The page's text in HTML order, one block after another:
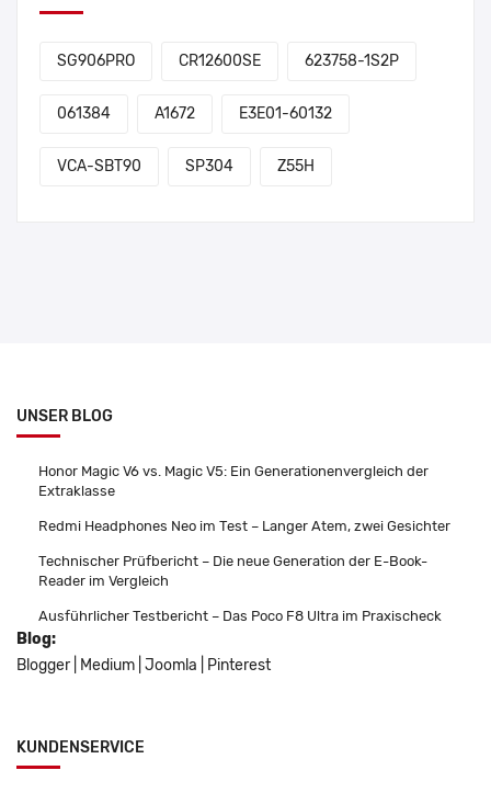
SG906PRO CR12600SE 623758-1S2P
061384 A1672 E3E01-60132
VCA-SBT90 SP304 Z55H
UNSER BLOG
Honor Magic V6 vs. Magic V5: Ein Generationenvergleich der
Extraklasse
Redmi Headphones Neo im Test – Langer Atem, zwei Gesichter
Technischer Prüfbericht – Die neue Generation der E-Book-
Reader im Vergleich
Ausführlicher Testbericht – Das Poco F8 Ultra im Praxischeck
Blog:
Blogger
Medium Joomla Pinterest
KUNDENSERVICE